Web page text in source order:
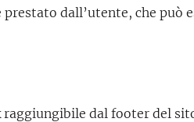
dall’utente, che può
dal footer del